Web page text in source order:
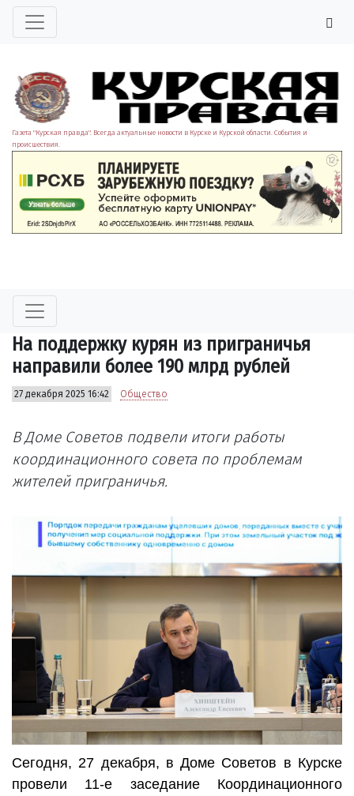
Газета "Курская правда". Всегда актуальные новости в Курске и Курской области. События и
происшествия.
На поддержку курян из приграничья
направили более 190 млрд рублей
27 декабря 2025 16:42 Общество
В Доме Советов подвели итоги работы
координационного совета по проблемам
жителей приграничья.
Сегодня, 27 декабря, в Доме Советов в Курске
провели 11-е заседание Координационного